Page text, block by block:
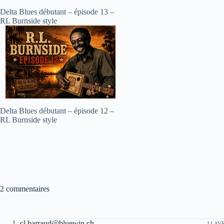
Delta Blues débutant – épisode 13 –
RL Burnside style
Delta Blues débutant – épisode 12 –
RL Burnside style
2 commentaires